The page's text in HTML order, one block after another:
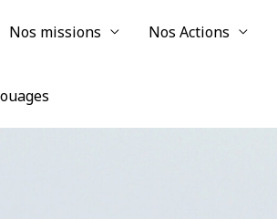
Nos missions Nos Actions